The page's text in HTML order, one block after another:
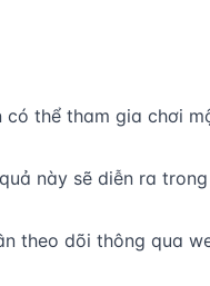
thể tham gia chơi
này sẽ diễn ra
theo dõi thông qua